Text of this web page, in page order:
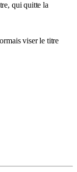
qui quitte la
viser le titre